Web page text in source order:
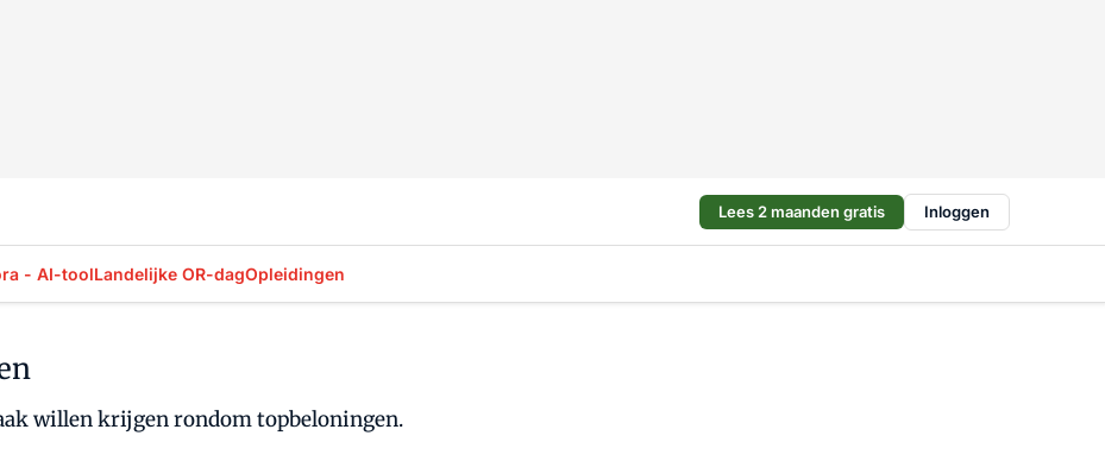
Lees 2 maanden gratis Inloggen
- AI-toolLandelijke OR-dagOpleidingen
willen krijgen rondom topbeloningen.